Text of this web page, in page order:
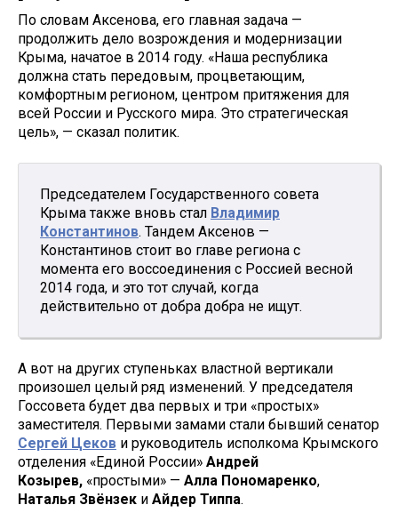
По словам Аксенова, его главная задача —
продолжить дело возрождения и модернизации
Крыма, начатое в 2014 году. «Наша республика
должна стать передовым, процветающим,
комфортным регионом, центром притяжения для
всей России и Русского мира. Это стратегическая
цель», — сказал политик.
Председателем Государственного совета
Крыма также вновь стал Владимир
Константинов. Тандем Аксенов —
Константинов стоит во главе региона с
момента его воссоединения с Россией весной
2014 года, и это тот случай, когда
действительно от добра добра не ищут.
А вот на других ступеньках властной вертикали
произошел целый ряд изменений. У председателя
Госсовета будет два первых и три «простых»
заместителя. Первыми замами стали бывший сенатор
Сергей Цеков и руководитель исполкома Крымского
отделения «Единой России» Андрей
Козырев, «простыми» — Алла Пономаренко,
Наталья Звёнзек и Айдер Типпа.